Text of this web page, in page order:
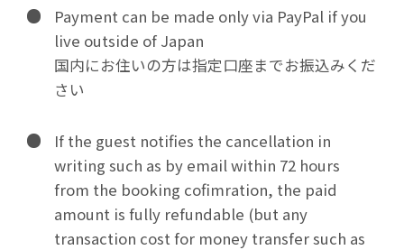
Payment can be made only via PayPal if you
live outside of Japan
国内にお住いの方は指定口座までお振込みくだ
さい
If the guest notifies the cancellation in
writing such as by email within 72 hours
from the booking cofimration, the paid
amount is fully refundable (but any
transaction cost for money transfer such as